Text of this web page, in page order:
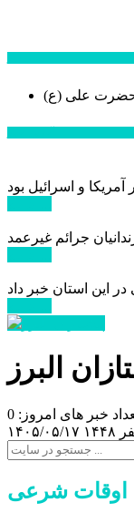
علی (ع)
جرائم غیرعمد
البرز
خبر های امروز: 0
۱۴۰۵/۰۵/۱۷
اوقات شرعی